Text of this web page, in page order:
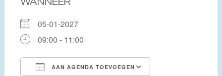
05-01-2027
09:00 - 11:00
AAN AGENDA TOEVOEGEN